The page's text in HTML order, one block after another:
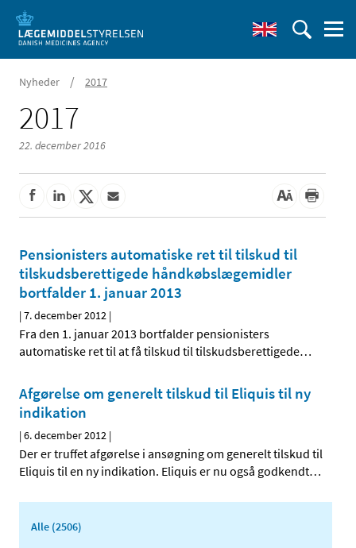
Nyheder / 2017
2017
22. december 2016
Pensionisters automatiske ret til tilskud til
tilskudsberettigede håndkøbslægemidler
bortfalder 1. januar 2013
|7. december 2012 |
Fra den 1. januar 2013 bortfalder pensionisters
automatiske ret til at få tilskud til tilskudsberettigede…
Afgørelse om generelt tilskud til Eliquis til ny
indikation
|6. december 2012 |
Der er truffet afgørelse i ansøgning om generelt tilskud til
Eliquis til en ny indikation. Eliquis er nu også godkendt…
Alle (2506)